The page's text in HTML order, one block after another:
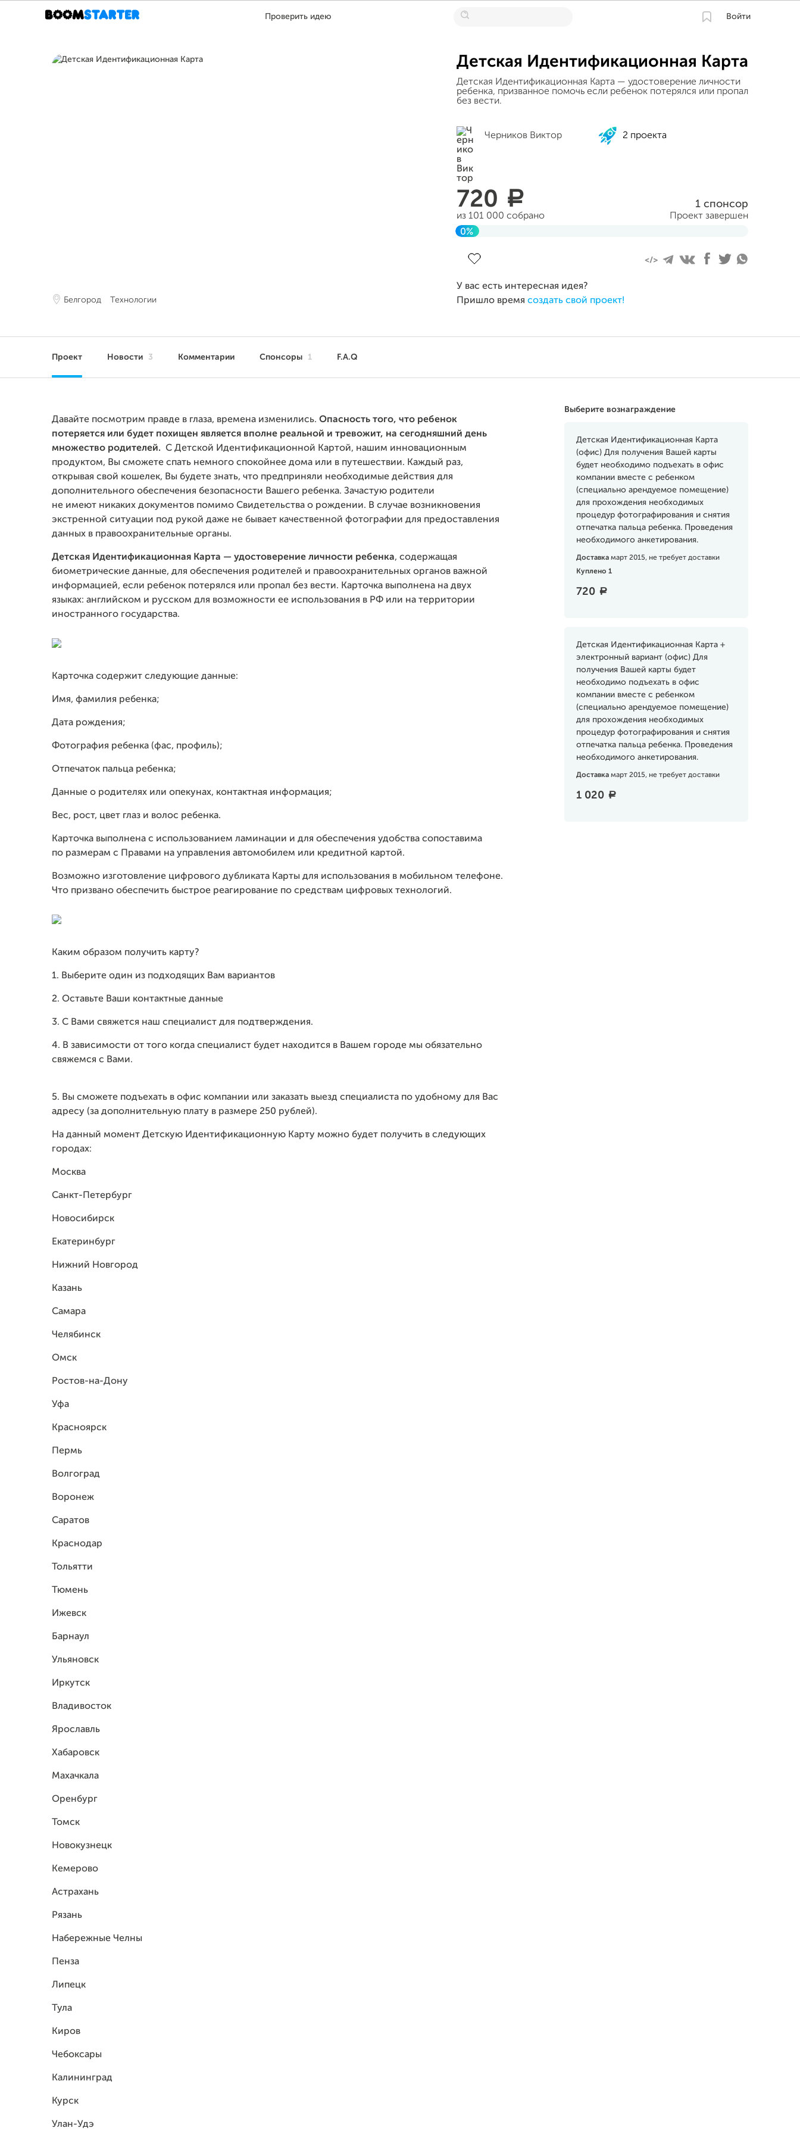
Проверить идею Войти
Белгород Технологии
Детская Идентификационная Карта
Детская Идентификационная Карта — удостоверение личности
ребенка, призванное помочь если ребенок потерялся или пропал
без вести.
Черников Виктор 2 проекта
720 a
из 101 000 собрано
1 спонсор
Проект завершен
0%
У вас есть интересная идея?
Пришло время создать свой проект!
Проект Новости 3 Комментарии Спонсоры 1 F.A.Q
Выберите вознаграждение
Детская Идентификационная Карта
(офис) Для получения Вашей карты
будет необходимо подъехать в офис
компании вместе с ребенком
(специально арендуемое помещение)
для прохождения необходимых
процедур фотографирования и снятия
отпечатка пальца ребенка. Проведения
необходимого анкетирования.
Доставка март 2015, не требует доставки
Куплено 1
720 a
Детская Идентификационная Карта +
электронный вариант (офис) Для
получения Вашей карты будет
необходимо подъехать в офис
компании вместе с ребенком
(специально арендуемое помещение)
для прохождения необходимых
процедур фотографирования и снятия
отпечатка пальца ребенка. Проведения
необходимого анкетирования.
Доставка март 2015, не требует доставки
1 020 a
Давайте посмотрим правде в глаза, времена изменились. Опасность того, что ребенок
потеряется или будет похищен является вполне реальной и тревожит, на сегодняшний день
множество родителей. С Детской Идентификационной Картой, нашим инновационным
продуктом, Вы сможете спать немного спокойнее дома или в путешествии. Каждый раз,
открывая свой кошелек, Вы будете знать, что предприняли необходимые действия для
дополнительного обеспечения безопасности Вашего ребенка. Зачастую родители
не имеют никаких документов помимо Свидетельства о рождении. В случае возникновения
экстренной ситуации под рукой даже не бывает качественной фотографии для предоставления
данных в правоохранительные органы.
Детская Идентификационная Карта — удостоверение личности ребенка, содержащая
биометрические данные, для обеспечения родителей и правоохранительных органов важной
информацией, если ребенок потерялся или пропал без вести. Карточка выполнена на двух
языках: английском и русском для возможности ее использования в РФ или на территории
иностранного государства.
Карточка содержит следующие данные:
Имя, фамилия ребенка;
Дата рождения;
Фотография ребенка (фас, профиль);
Отпечаток пальца ребенка;
Данные о родителях или опекунах, контактная информация;
Вес, рост, цвет глаз и волос ребенка.
Карточка выполнена с использованием ламинации и для обеспечения удобства сопоставима
по размерам с Правами на управления автомобилем или кредитной картой.
Возможно изготовление цифрового дубликата Карты для использования в мобильном телефоне.
Что призвано обеспечить быстрое реагирование по средствам цифровых технологий.
Каким образом получить карту?
1. Выберите один из подходящих Вам вариантов
2. Оставьте Ваши контактные данные
3. С Вами свяжется наш специалист для подтверждения.
4. В зависимости от того когда специалист будет находится в Вашем городе мы обязательно
свяжемся с Вами.
5. Вы сможете подъехать в офис компании или заказать выезд специалиста по удобному для Вас
адресу (за дополнительную плату в размере 250 рублей).
На данный момент Детскую Идентификационную Карту можно будет получить в следующих
городах:
Москва
Санкт-Петербург
Новосибирск
Екатеринбург
Нижний Новгород
Казань
Самара
Челябинск
Омск
Ростов-на-Дону
Уфа
Красноярск
Пермь
Волгоград
Воронеж
Саратов
Краснодар
Тольятти
Тюмень
Ижевск
Барнаул
Ульяновск
Иркутск
Владивосток
Ярославль
Хабаровск
Махачкала
Оренбург
Томск
Новокузнецк
Кемерово
Астрахань
Рязань
Набережные Челны
Пенза
Липецк
Тула
Киров
Чебоксары
Калининград
Курск
Улан-Удэ